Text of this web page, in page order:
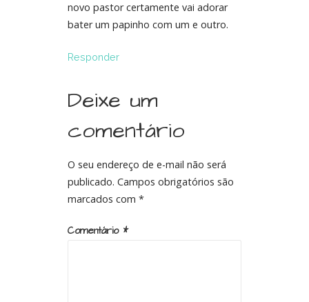
novo pastor certamente vai adorar
bater um papinho com um e outro.
Responder
Deixe um
comentário
O seu endereço de e-mail não será
publicado. Campos obrigatórios são
marcados com*
Comentário *